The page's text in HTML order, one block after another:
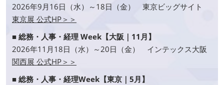
2026年9月16日（水）～18日（金） 東京ビッグサイト
東京展 公式HP＞＞
■ 総務・人事・経理 Week【大阪｜11月】
2026年11月18日（水）～20日（金） インテックス大阪
関西展 公式HP＞＞
■ 総務・人事・経理Week【東京｜5月】